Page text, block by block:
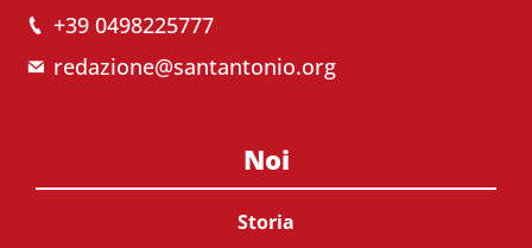
+39 0498225777
redazione@santantonio.org
Noi
Storia